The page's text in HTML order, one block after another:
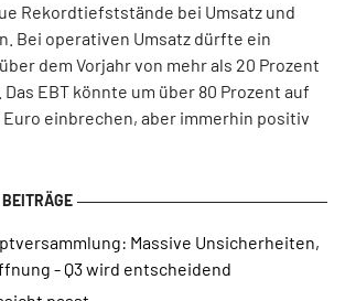
Rekordtiefststände bei Umsatz und
Bei operativen Umsatz dürfte ein
dem Vorjahr von mehr als 20 Prozent
EBT könnte um über 80 Prozent auf
Euro einbrechen, aber immerhin positiv
Massive Unsicherheiten,
- Q3 wird entscheidend